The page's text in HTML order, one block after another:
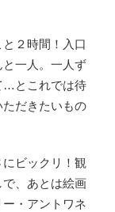
２時間！入口
一人。一人ず
…とこれでは待
だきたいもの
ビックリ！観
、あとは絵画
・アントワネ